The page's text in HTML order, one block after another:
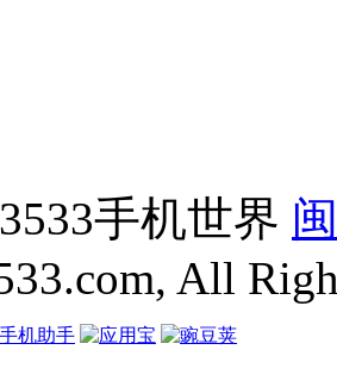
3533手机世界
All